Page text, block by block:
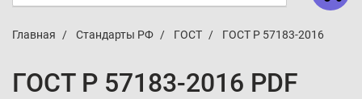
Главная Стандарты РФ ГОСТ ГОСТ Р 57183-2016
ГОСТ Р 57183-2016 PDF